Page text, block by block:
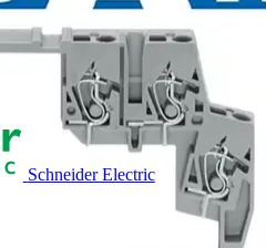
Schneider Electric